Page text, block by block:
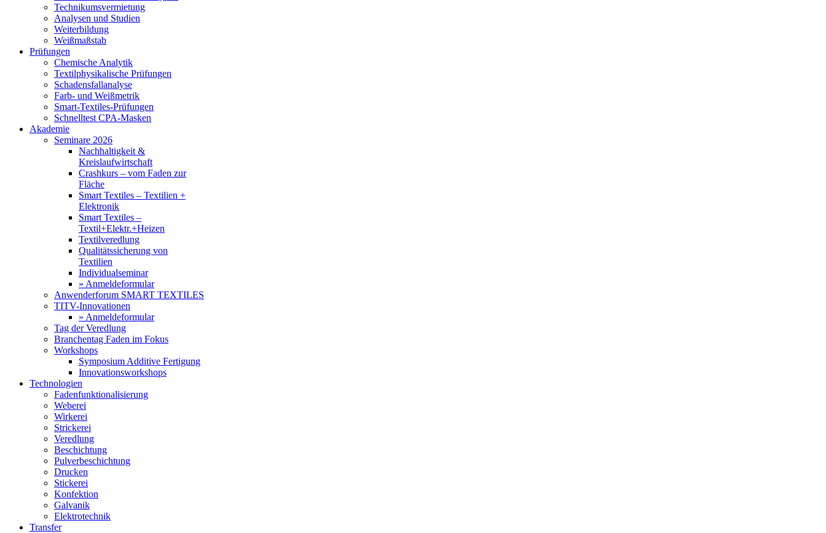
Technikumsvermietung
Analysen und Studien
Weiterbildung
Weißmaßstab
Prüfungen
Chemische Analytik
Textilphysikalische Prüfungen
Schadensfallanalyse
Farb- und Weißmetrik
Smart-Textiles-Prüfungen
Schnelltest CPA-Masken
Akademie
Seminare 2026
Nachhaltigkeit &
Kreislaufwirtschaft
Crashkurs – vom Faden zur
Fläche
Smart Textiles – Textilien +
Elektronik
Smart Textiles –
Textil+Elektr.+Heizen
Textilveredlung
Qualitätssicherung von
Textilien
Individualseminar
» Anmeldeformular
Anwenderforum SMART TEXTILES
TITV-Innovationen
» Anmeldeformular
Tag der Veredlung
Branchentag Faden im Fokus
Workshops
Symposium Additive Fertigung
Innovationsworkshops
Technologien
Fadenfunktionalisierung
Weberei
Wirkerei
Strickerei
Veredlung
Beschichtung
Pulverbeschichtung
Drucken
Stickerei
Konfektion
Galvanik
Elektrotechnik
Transfer